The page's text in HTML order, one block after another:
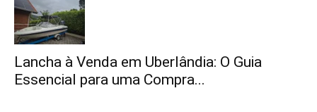
Lancha à Venda em Uberlândia: O Guia
Essencial para uma Compra...